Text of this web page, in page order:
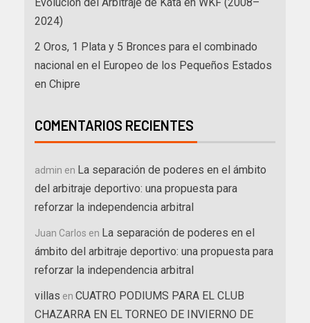
2024)
2 Oros, 1 Plata y 5 Bronces para el combinado
nacional en el Europeo de los Pequeños Estados
en Chipre
COMENTARIOS RECIENTES
admin en La separación de poderes en el ámbito
del arbitraje deportivo: una propuesta para
reforzar la independencia arbitral
Juan Carlos en La separación de poderes en el
ámbito del arbitraje deportivo: una propuesta para
reforzar la independencia arbitral
villas en CUATRO PODIUMS PARA EL CLUB
CHAZARRA EN EL TORNEO DE INVIERNO DE